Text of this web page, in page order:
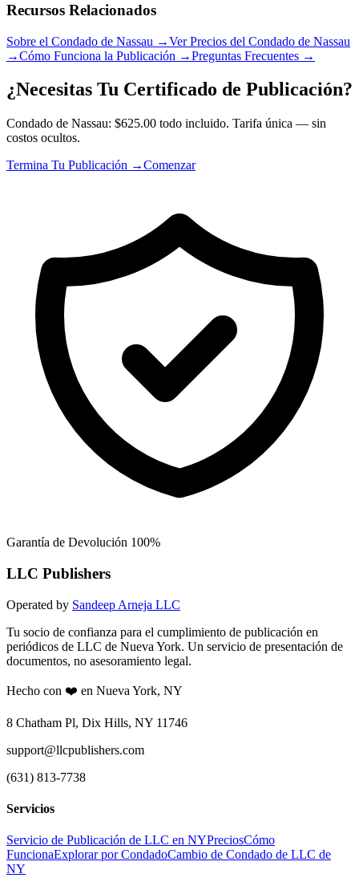
Recursos Relacionados
Sobre el Condado de Nassau →Ver Precios del Condado de Nassau
→Cómo Funciona la Publicación →Preguntas Frecuentes →
¿Necesitas Tu Certificado de Publicación?
Condado de Nassau: $625.00 todo incluido. Tarifa única — sin
costos ocultos.
Termina Tu Publicación →Comenzar
Garantía de Devolución 100%
LLC Publishers
Operated by Sandeep Arneja LLC
Tu socio de confianza para el cumplimiento de publicación en
periódicos de LLC de Nueva York. Un servicio de presentación de
documentos, no asesoramiento legal.
Hecho con ❤️ en Nueva York, NY
8 Chatham Pl, Dix Hills, NY 11746
support@llcpublishers.com
(631) 813-7738
Servicios
Servicio de Publicación de LLC en NYPreciosCómo
FuncionaExplorar por CondadoCambio de Condado de LLC de
NY